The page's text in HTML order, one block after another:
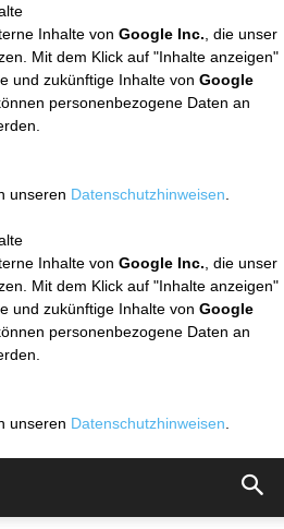
Inhalte von Google Inc. , die unser
Mit dem Klick auf "Inhalte anzeigen"
und zukünftige Inhalte von Google
personenbezogene Daten an
unseren Datenschutzhinweisen
Inhalte von Google Inc. , die unser
Mit dem Klick auf "Inhalte anzeigen"
und zukünftige Inhalte von Google
personenbezogene Daten an
unseren Datenschutzhinweisen